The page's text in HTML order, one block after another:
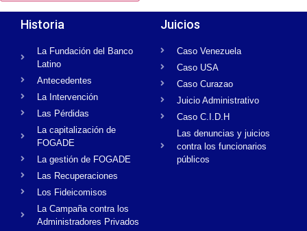
Historia
La Fundación del Banco
Latino
Antecedentes
La Intervención
Las Pérdidas
La capitalización de
FOGADE
La gestión de FOGADE
Las Recuperaciones
Los Fideicomisos
La Campaña contra los
Administradores Privados
Juicios
Caso Venezuela
Caso USA
Caso Curazao
Juicio Administrativo
Caso C.I.D.H
Las denuncias y juicios
contra los funcionarios
públicos